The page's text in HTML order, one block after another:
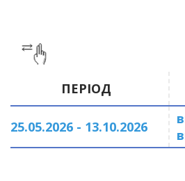
ПЕРІОД
25.05.2026 - 13.10.2026